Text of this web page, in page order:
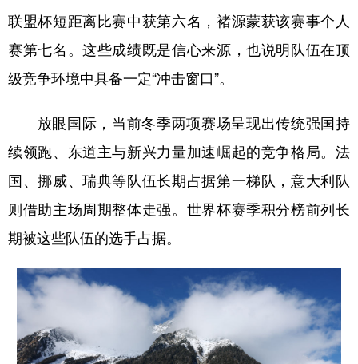
联盟杯短距离比赛中获第六名，褚源蒙获该赛事个人
赛第七名。这些成绩既是信心来源，也说明队伍在顶
级竞争环境中具备一定“冲击窗口”。
放眼国际，当前冬季两项赛场呈现出传统强国持
续领跑、东道主与新兴力量加速崛起的竞争格局。法
国、挪威、瑞典等队伍长期占据第一梯队，意大利队
则借助主场周期整体走强。世界杯赛季积分榜前列长
期被这些队伍的选手占据。